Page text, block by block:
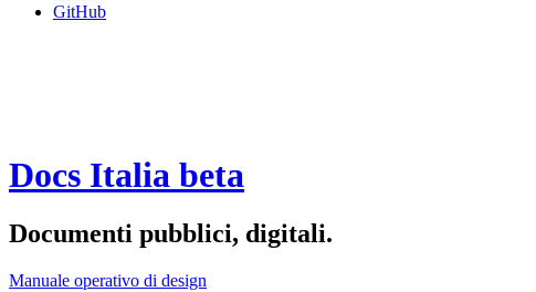
GitHub
Docs Italia beta
Documenti pubblici, digitali.
Manuale operativo di design